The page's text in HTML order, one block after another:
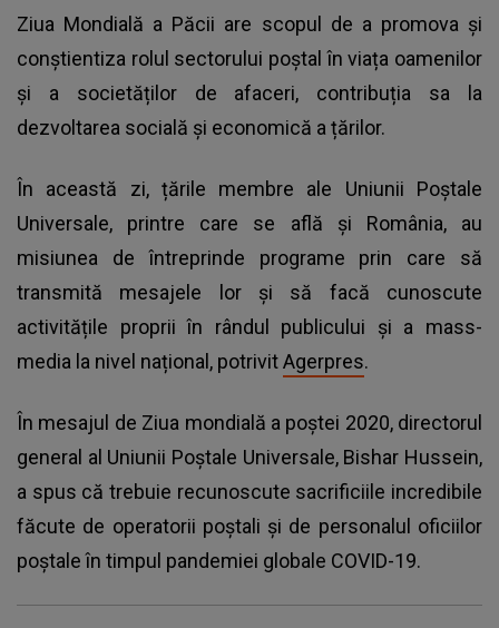
Ziua Mondială a Păcii are scopul de a promova și
conștientiza rolul sectorului poștal în viața oamenilor
și a societăților de afaceri, contribuția sa la
dezvoltarea socială și economică a țărilor.
În această zi, țările membre ale Uniunii Poștale
Universale, printre care se află și România, au
misiunea de întreprinde programe prin care să
transmită mesajele lor și să facă cunoscute
activitățile proprii în rândul publicului și a mass-
media la nivel național, potrivitAgerpres.
În mesajul de Ziua mondială a poștei 2020, directorul
general al Uniunii Poștale Universale, Bishar Hussein,
a spus că trebuie recunoscute sacrificiile incredibile
făcute de operatorii poștali și de personalul oficiilor
poștale în timpul pandemiei globale COVID-19.